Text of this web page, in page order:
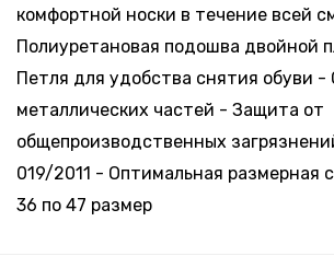
*
Минск-
64.92 руб.
*
Склад:
Минск-
64.92 руб.
Склад:
комфортной носки в течение всей
Полиуретановая подошва двойной
Петля для удобства снятия обуви -
металлических частей - Защита от
общепроизводственных
019/2011 - Оптимальная размерная
36 по 47 размер